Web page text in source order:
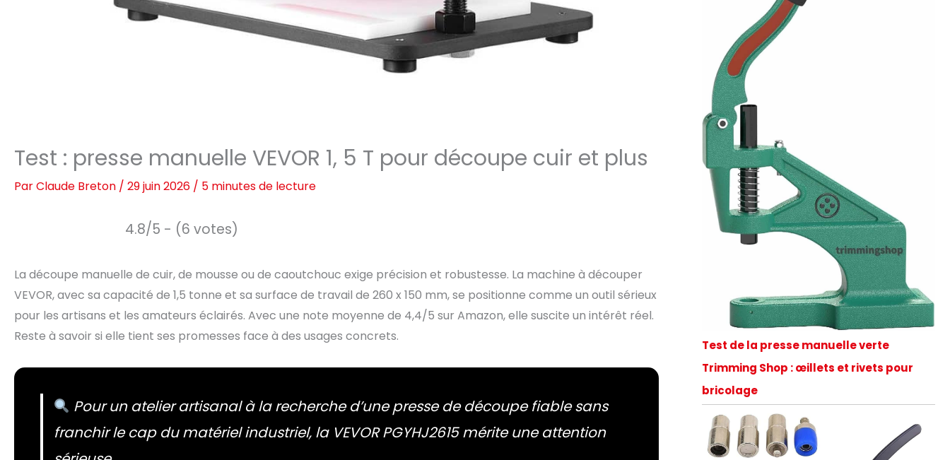
Test : presse manuelle VEVOR 1, 5 T pour découpe cuir et plus
ParClaude Breton / 29 juin 2026 / 5 minutes de lecture
4.8/5 - (6 votes)
La découpe manuelle de cuir, de mousse ou de caoutchouc exige précision et robustesse. La machine à découper
VEVOR, avec sa capacité de 1,5 tonne et sa surface de travail de 260 x 150 mm, se positionne comme un outil sérieux
pour les artisans et les amateurs éclairés. Avec une note moyenne de 4,4/5 sur Amazon, elle suscite un intérêt réel.
Reste à savoir si elle tient ses promesses face à des usages concrets.
Pour un atelier artisanal à la recherche d’une presse de découpe fiable sans
franchir le cap du matériel industriel, la VEVOR PGYHJ2615 mérite une attention
Test de la presse manuelle verte
Trimming Shop : œillets et rivets pour
bricolage